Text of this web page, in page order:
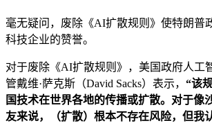
毫无疑问，废除《AI扩散规则》使特朗普
科技企业的赞誉。
对于废除《AI扩散规则》，美国政府人工
管戴维·萨克斯（David Sacks）表示， “该
国技术在世界各地的传播或扩散。对于像
友来说，（扩散）根本不存在风险，但我